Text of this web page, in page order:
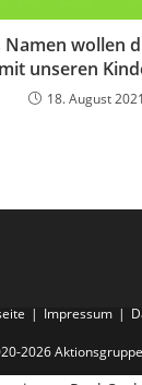
Namen wollen
mit unseren
18. August 2021
Impressum
2026